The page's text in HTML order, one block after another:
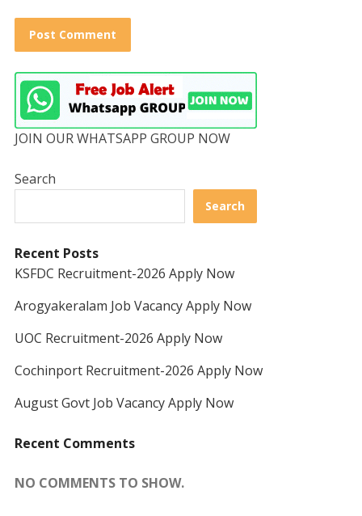
JOIN OUR WHATSAPP GROUP NOW
Search
Search
Recent Posts
KSFDC Recruitment-2026 Apply Now
Arogyakeralam Job Vacancy Apply Now
UOC Recruitment-2026 Apply Now
Cochinport Recruitment-2026 Apply Now
August Govt Job Vacancy Apply Now
Recent Comments
NO COMMENTS TO SHOW.